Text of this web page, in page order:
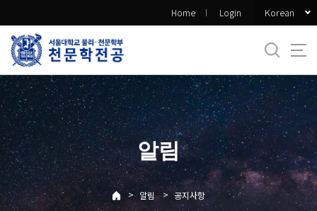
로
메
뉴
Home Login Korean
알림
> 알림 > 공지사항